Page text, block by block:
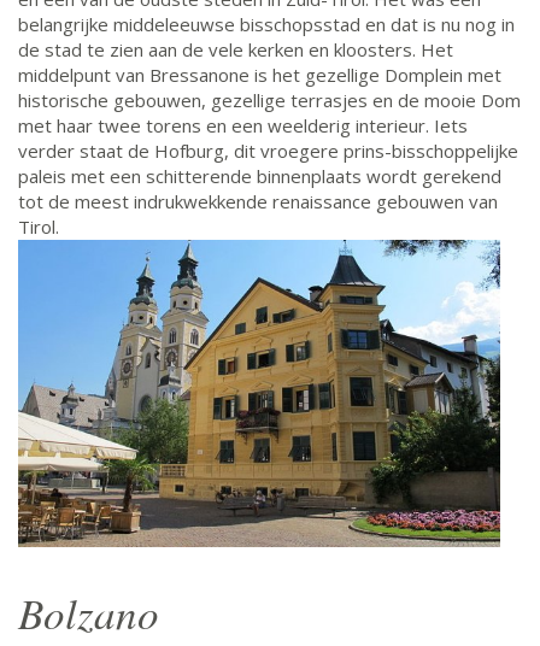
belangrijke middeleeuwse bisschopsstad en dat is nu nog in
de stad te zien aan de vele kerken en kloosters. Het
middelpunt van Bressanone is het gezellige Domplein met
historische gebouwen, gezellige terrasjes en de mooie Dom
met haar twee torens en een weelderig interieur. Iets
verder staat de Hofburg, dit vroegere prins-bisschoppelijke
paleis met een schitterende binnenplaats wordt gerekend
tot de meest indrukwekkende renaissance gebouwen van
Tirol.
Bolzano